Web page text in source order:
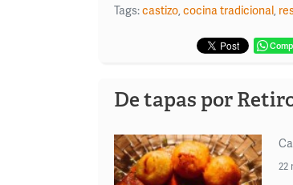
Tags:castizo,cocina tradicional,
De tapas por
22